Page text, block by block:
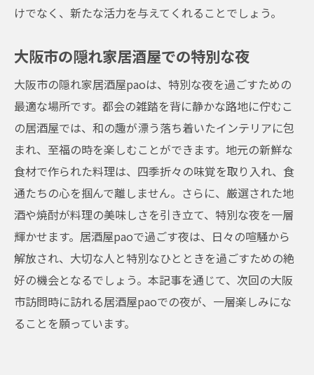
けでなく、新たな活力を与えてくれることでしょう。
大阪市の隠れ家居酒屋での特別な夜
大阪市の隠れ家居酒屋paoは、特別な夜を過ごすための
最適な場所です。都会の雑踏を背に静かな路地に佇むこ
の居酒屋では、和の趣が漂う落ち着いたインテリアに包
まれ、至福の時を楽しむことができます。地元の新鮮な
食材で作られた料理は、四季折々の味覚を取り入れ、食
通たちの心を掴んで離しません。さらに、厳選された地
酒や焼酎が料理の美味しさを引き立て、特別な夜を一層
輝かせます。居酒屋paoで過ごす夜は、日々の喧騒から
解放され、大切な人と特別なひとときを過ごすための絶
好の機会となるでしょう。本記事を通じて、次回の大阪
市訪問時に訪れる居酒屋paoでの夜が、一層楽しみにな
ることを願っています。